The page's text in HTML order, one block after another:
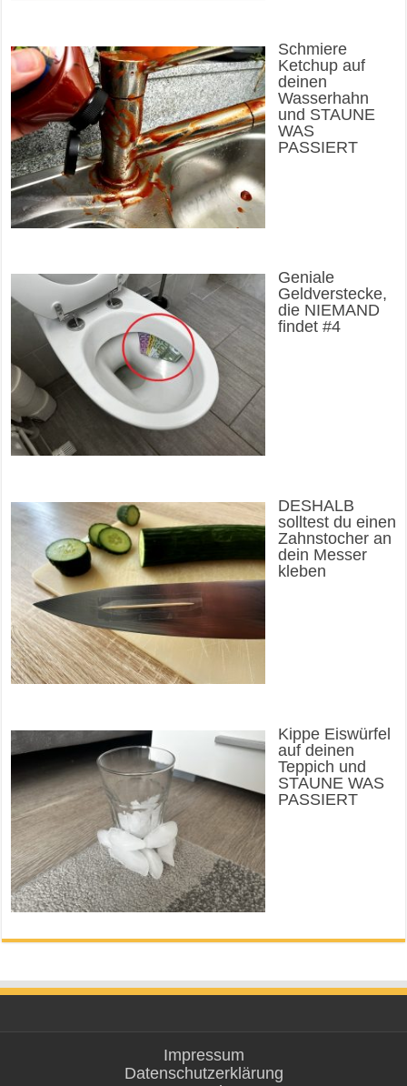
Schmiere
Ketchup auf
deinen
Wasserhahn
und STAUNE
WAS
PASSIERT
Geniale
Geldverstecke,
die NIEMAND
findet #4
DESHALB
solltest du einen
Zahnstocher an
dein Messer
kleben
Kippe Eiswürfel
auf deinen
Teppich und
STAUNE WAS
PASSIERT
Impressum
Datenschutzerklärung